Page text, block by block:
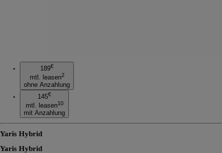
189€
mtl. leasen2
ohne Anzahlung
145€
mtl. leasen10
mit Anzahlung
Yaris Hybrid
Yaris Hybrid